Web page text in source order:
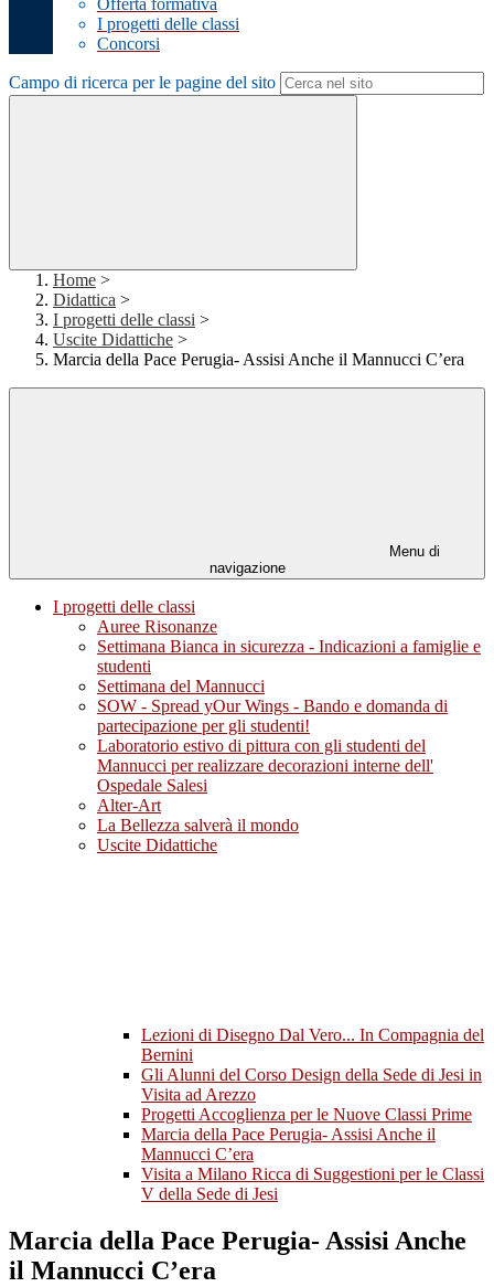
Offerta formativa
I progetti delle classi
Concorsi
Campo di ricerca per le pagine del sito
Home >
Didattica >
I progetti delle classi >
Uscite Didattiche >
Marcia della Pace Perugia- Assisi Anche il Mannucci C’era
Menu di
navigazione
I progetti delle classi
Auree Risonanze
Settimana Bianca in sicurezza - Indicazioni a famiglie e
studenti
Settimana del Mannucci
SOW - Spread yOur Wings - Bando e domanda di
partecipazione per gli studenti!
Laboratorio estivo di pittura con gli studenti del
Mannucci per realizzare decorazioni interne dell'
Ospedale Salesi
Alter-Art
La Bellezza salverà il mondo
Uscite Didattiche
Lezioni di Disegno Dal Vero... In Compagnia del
Bernini
Gli Alunni del Corso Design della Sede di Jesi in
Visita ad Arezzo
Progetti Accoglienza per le Nuove Classi Prime
Marcia della Pace Perugia- Assisi Anche il
Mannucci C’era
Visita a Milano Ricca di Suggestioni per le Classi
V della Sede di Jesi
Marcia della Pace Perugia- Assisi Anche
il Mannucci C’era